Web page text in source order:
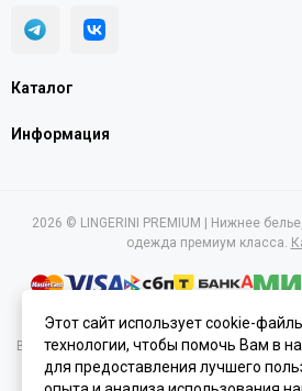
Каталог
Информация
2026 © LINGERINI PREMIUM | Нижнее
одежда премиум класса.
Вся представленная на сайте информация,
стоимости товаров и услуг, носит
каких условиях не является публичной
Этот сайт использует cookie-
технологии, чтобы помочь Вам в
для предоставления лучшего